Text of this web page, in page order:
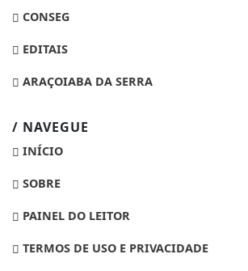
CONSEG
EDITAIS
ARAÇOIABA DA SERRA
/ NAVEGUE
INÍCIO
SOBRE
PAINEL DO LEITOR
TERMOS DE USO E PRIVACIDADE